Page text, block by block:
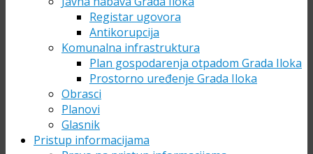
Registar ugovora
Antikorupcija
Komunalna infrastruktura
Plan gospodarenja otpadom Grada Iloka
Prostorno uređenje Grada Iloka
Obrasci
Planovi
Glasnik
Pristup informacijama